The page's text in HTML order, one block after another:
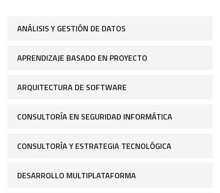
ANÁLISIS Y GESTIÓN DE DATOS
APRENDIZAJE BASADO EN PROYECTO
ARQUITECTURA DE SOFTWARE
CONSULTORÍA EN SEGURIDAD INFORMÁTICA
CONSULTORÍA Y ESTRATEGIA TECNOLÓGICA
DESARROLLO MULTIPLATAFORMA